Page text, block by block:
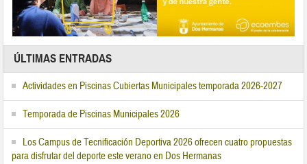
ÚLTIMAS ENTRADAS
Actividades en Piscinas Cubiertas Municipales temporada 2026-2027
Temporada de Piscinas Municipales 2026
Los Campus de Tecnificación Deportiva 2026 ofrecen cuatro propuestas
para disfrutar del deporte este verano en Dos Hermanas